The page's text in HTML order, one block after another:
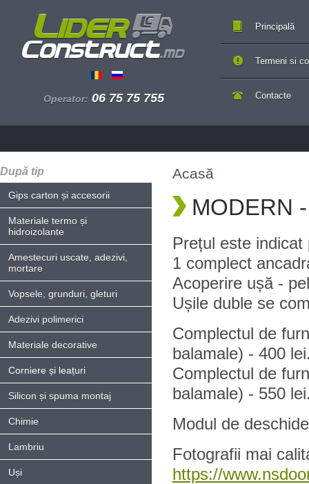
Operator: 06 75 75 755
Principală
Contacte
Termeni si
După tip
Gips carton și accesorii
Materiale termo și
hidroizolante
Amestecuri uscate, adezivi,
mortare
Vopsele, grunduri, gleturi
Adezivi polimerici
Materiale decorative
Corniere și leațuri
Silicon și spuma montaj
Chimie
Lambriu
Uși
Acasă
MODERN
Prețul este
1 complect
Acoperire ușă -
Ușile duble se
Complectul de
balamale) - 400
Complectul de
balamale) - 550
Modul de
Fotografii mai
https://